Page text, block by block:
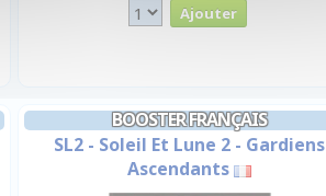
BOOSTER FRANÇAIS
SL2 - Soleil Et Lune 2 - Gardiens
Ascendants